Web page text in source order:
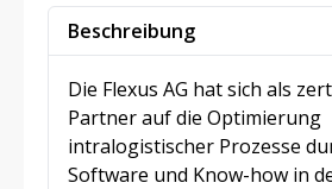
Beschreibung
Die Flexus AG hat sich als
Partner auf die Optimierung
intralogistischer Prozesse
Software und Know-how in